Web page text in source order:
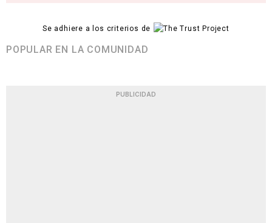
Se adhiere a los criterios de
POPULAR EN LA COMUNIDAD
PUBLICIDAD